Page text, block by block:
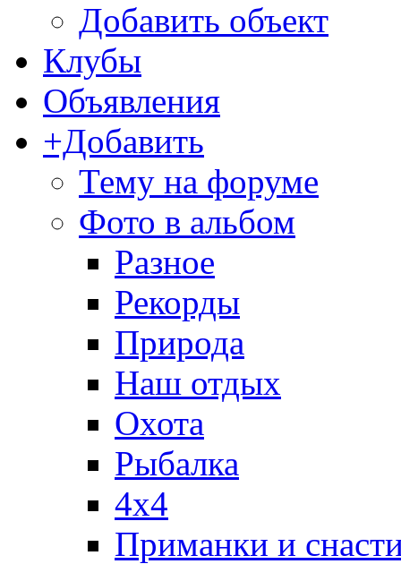
Добавить объект
Клубы
Объявления
+Добавить
Тему на форуме
Фото в альбом
Разное
Рекорды
Природа
Наш отдых
Охота
Рыбалка
4х4
Приманки и